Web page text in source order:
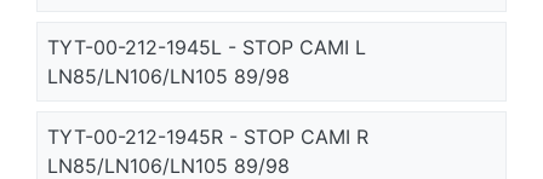
TYT-00-212-1945L - STOP CAMI L
LN85/LN106/LN105 89/98
TYT-00-212-1945R - STOP CAMI R
LN85/LN106/LN105 89/98